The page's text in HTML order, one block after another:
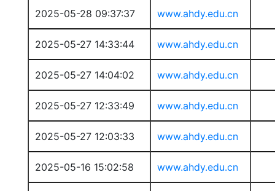
2025-05-28 09:37:37 www.ahdy.edu.cn
2025-05-27 14:33:44 www.ahdy.edu.cn
2025-05-27 14:04:02 www.ahdy.edu.cn
2025-05-27 12:33:49 www.ahdy.edu.cn
2025-05-27 12:03:33 www.ahdy.edu.cn
2025-05-16 15:02:58 www.ahdy.edu.cn